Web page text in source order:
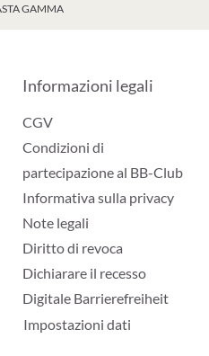
GAMMA
Informazioni legali
CGV
Condizioni di
partecipazione al BB-Club
Informativa sulla privacy
Note legali
Diritto di revoca
Dichiarare il recesso
Digitale Barrierefreiheit
Impostazioni dati